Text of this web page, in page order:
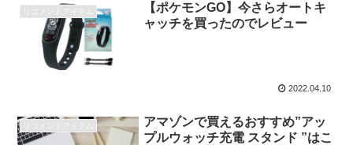
リコメンドアイテム
【ポケモンGO】今さらオートキ
ャッチを買ったのでレビュー
2022.04.10
リコメンドアイテム
アマゾンで買えるおすすめ”アッ
プルウォッチ充電 スタンド ”はこ